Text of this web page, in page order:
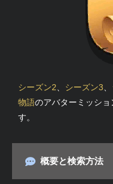
シーズン2 シーズン3
物語のアバターミッシ
す。
概要と検索方法